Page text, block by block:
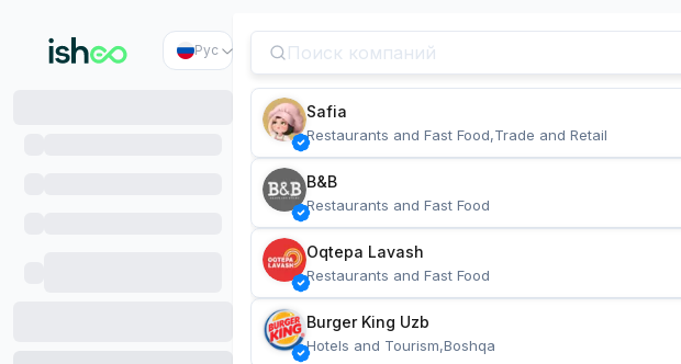
Рус
Safia
Restaurants and Fast Food,Trade and Retail
B&B
Restaurants and Fast Food
Oqtepa Lavash
Restaurants and Fast Food
Burger King Uzb
Hotels and Tourism,Boshqa